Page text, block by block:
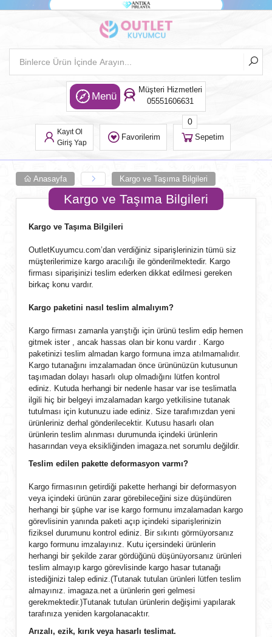
Menü
Müşteri Hizmetleri
05551606631
Kayıt Ol
Giriş Yap
Favorilerim Sepetim
0
Anasayfa Kargo ve Taşıma Bilgileri
Kargo ve Taşıma Bilgileri
Kargo ve Taşıma Bilgileri
OutletKuyumcu.com’dan verdiğiniz siparişlerinizin tümü siz
müşterilerimize kargo aracılığı ile gönderilmektedir. Kargo
firması siparişinizi teslim ederken dikkat edilmesi gereken
birkaç konu vardır.
Kargo paketini nasıl teslim almalıyım?
Kargo firması zamanla yarıştığı için ürünü teslim edip hemen
gitmek ister , ancak hassas olan bir konu vardır . Kargo
paketinizi teslim almadan kargo formuna imza atılmamalıdır.
Kargo tutanağını imzalamadan önce ürününüzün kutusunun
taşımadan dolayı hasarlı olup olmadığını lütfen kontrol
ediniz. Kutuda herhangi bir nedenle hasar var ise teslimatla
ilgili hiç bir belgeyi imzalamadan kargo yetkilisine tutanak
tutulması için kutunuzu iade ediniz. Size tarafımızdan yeni
ürünleriniz derhal gönderilecektir. Kutusu hasarlı olan
ürünlerin teslim alınması durumunda içindeki ürünlerin
hasarından veya eksikliğinden imagaza.net sorumlu değildir.
Teslim edilen pakette deformasyon varmı?
Kargo firmasının getirdiği pakette herhangi bir deformasyon
veya içindeki ürünün zarar görebileceğini size düşündüren
herhangi bir şüphe var ise kargo formunu imzalamadan kargo
görevlisinin yanında paketi açıp içindeki siparişlerinizin
fiziksel durumunu kontrol ediniz. Bir sıkıntı görmüyorsanız
kargo formunu imzalayınız. Kutu içersindeki ürünlerin
herhangi bir şekilde zarar gördüğünü düşünüyorsanız ürünleri
teslim almayıp kargo görevlisinde kargo hasar tutanağı
istediğinizi talep ediniz.(Tutanak tutulan ürünleri lütfen teslim
almayınız. imagaza.net a ürünlerin geri gelmesi
gerekmektedir.)Tutanak tutulan ürünlerin değişimi yapılarak
tarafınıza yeniden kargolanacaktır.
Arızalı, ezik, kırık veya hasarlı teslimat.